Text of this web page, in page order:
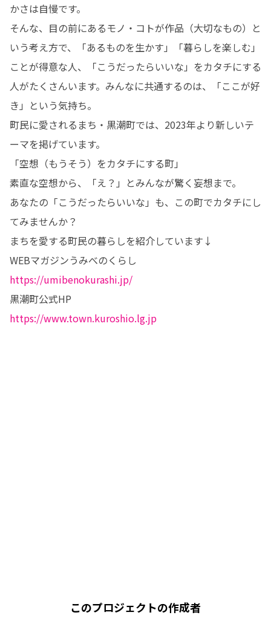
かさは自慢です。
そんな、目の前にあるモノ・コトが作品（大切なもの）と
いう考え方で、「あるものを生かす」「暮らしを楽しむ」
ことが得意な人、「こうだったらいいな」をカタチにする
人がたくさんいます。みんなに共通するのは、「ここが好
き」という気持ち。
町民に愛されるまち・黒潮町では、2023年より新しいテ
ーマを掲げています。
「空想（もうそう）をカタチにする町」
素直な空想から、「え？」とみんなが驚く妄想まで。
あなたの「こうだったらいいな」も、この町でカタチにし
てみませんか？
まちを愛する町民の暮らしを紹介しています↓
https://umibenokurashi.jp/
https://www.town.kuroshio.lg.jp
このプロジェクトの作成者